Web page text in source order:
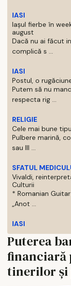
IASI
Iașul fierbe în
august
Dacă nu ai făcut
complică s ...
IASI
Postul, o
Putem să nu
respecta rig ...
RELIGIE
Cele mai bune
Pulbere marină,
sau III ...
SFATUL
Vivaldi,
Culturii
* Romanian
„Anot ...
IASI
Puterea
financiară
tinerilor și